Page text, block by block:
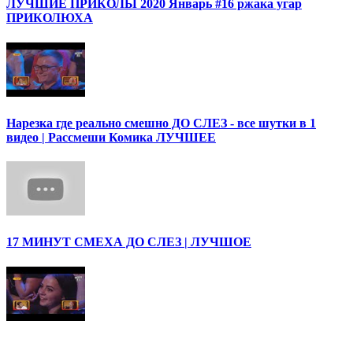
ЛУЧШИЕ ПРИКОЛЫ 2020 Январь #16 ржака угар
ПРИКОЛЮХА
Нарезка где реально смешно ДО СЛЕЗ - все шутки в 1
видео | Рассмеши Комика ЛУЧШЕЕ
17 МИНУТ СМЕХА ДО СЛЕЗ | ЛУЧШОЕ